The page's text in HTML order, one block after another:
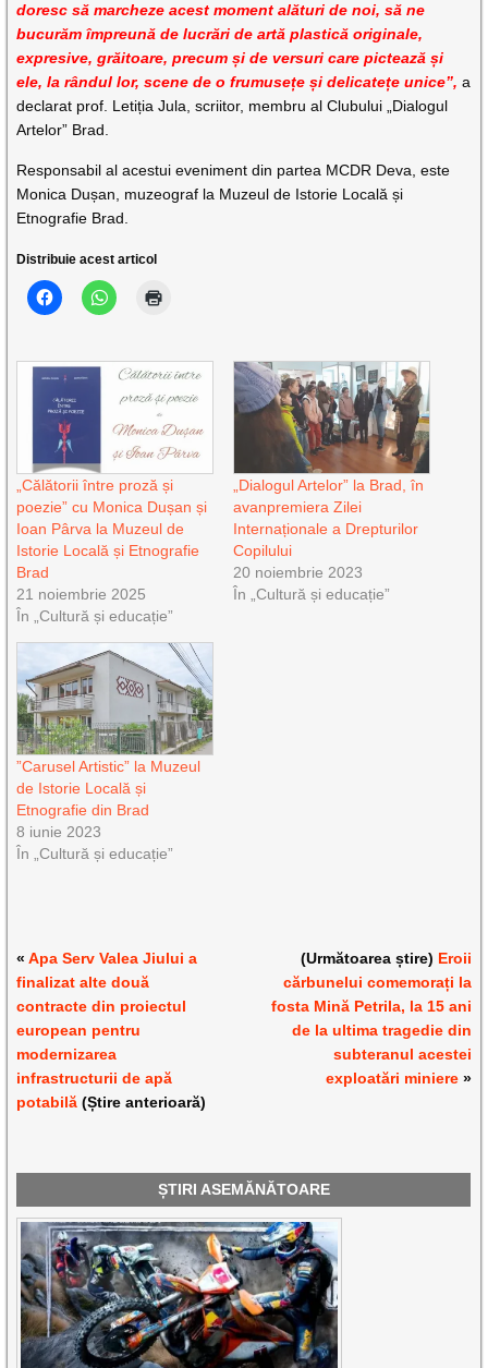
doresc să marcheze acest moment alături de noi, să ne
bucurăm împreună de lucrări de artă plastică originale,
expresive, grăitoare, precum și de versuri care pictează și
ele, la rândul lor, scene de o frumusețe și delicatețe unice”, a
declarat prof. Letiția Jula, scriitor, membru al Clubului „Dialogul
Artelor” Brad.
Responsabil al acestui eveniment din partea MCDR Deva, este
Monica Dușan, muzeograf la Muzeul de Istorie Locală și
Etnografie Brad.
Distribuie acest articol
„Călătorii între proză și
poezie” cu Monica Dușan și
Ioan Pârva la Muzeul de
Istorie Locală și Etnografie
Brad
21 noiembrie 2025
În „Cultură și educație”
„Dialogul Artelor” la Brad, în
avanpremiera Zilei
Internaționale a Drepturilor
Copilului
20 noiembrie 2023
În „Cultură și educație”
”Carusel Artistic” la Muzeul
de Istorie Locală și
Etnografie din Brad
8 iunie 2023
În „Cultură și educație”
«Apa Serv Valea Jiului a
finalizat alte două
contracte din proiectul
european pentru
modernizarea
infrastructurii de apă
potabilă (Știre anterioară)
(Următoarea știre) Eroii
cărbunelui comemorați la
fosta Mină Petrila, la 15 ani
de la ultima tragedie din
subteranul acestei
exploatări miniere»
ȘTIRI ASEMĂNĂTOARE